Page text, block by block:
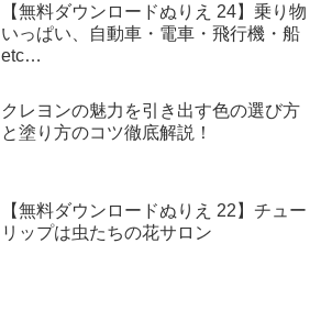
【無料ダウンロードぬりえ 24】乗り物
いっぱい、自動車・電車・飛行機・船
etc…
クレヨンの魅力を引き出す色の選び方
と塗り方のコツ徹底解説！
【無料ダウンロードぬりえ 22】チュー
リップは虫たちの花サロン